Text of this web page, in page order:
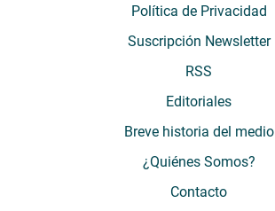
Política de Privacidad
Suscripción Newsletter
RSS
Editoriales
Breve historia del medio
¿Quiénes Somos?
Contacto